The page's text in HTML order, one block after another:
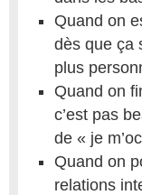
Quand on
dès que ça
plus
Quand on
c’est pas
de « je
Quand on
relations